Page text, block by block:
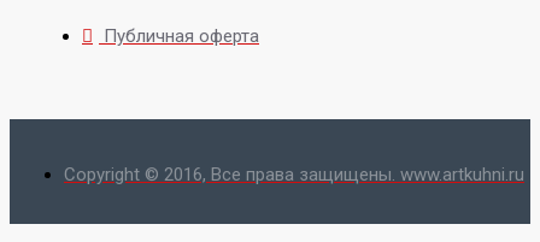
Публичная оферта
Copyright © 2016, Все права защищены. www.artkuhni.ru